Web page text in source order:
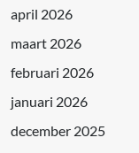
april 2026
maart 2026
februari 2026
januari 2026
december 2025